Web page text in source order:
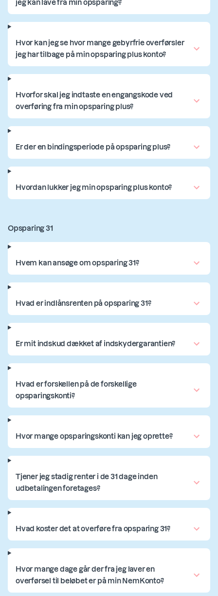
jeg kan lave fra min opsparing?
Hvor kan jeg se hvor mange gebyrfrie overførsler
jeg har tilbage på min opsparing plus konto?
Hvorfor skal jeg indtaste en engangskode ved
overføring fra min opsparing plus?
Er der en bindingsperiode på opsparing plus?
Hvordan lukker jeg min opsparing plus konto?
Opsparing 31
Hvem kan ansøge om opsparing 31?
Hvad er indlånsrenten på opsparing 31?
Er mit indskud dækket af indskydergarantien?
Hvad er forskellen på de forskellige
opsparingskonti?
Hvor mange opsparingskonti kan jeg oprette?
Tjener jeg stadig renter i de 31 dage inden
udbetalingen foretages?
Hvad koster det at overføre fra opsparing 31?
Hvor mange dage går der fra jeg laver en
overførsel til beløbet er på min NemKonto?